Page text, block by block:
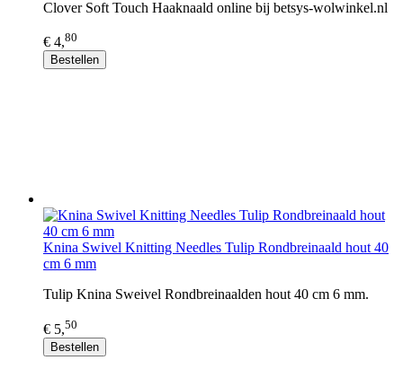
Clover Soft Touch Haaknaald online bij betsys-wolwinkel.nl
€ 4,80
Bestellen
Knina Swivel Knitting Needles Tulip Rondbreinaald hout 40
cm 6 mm
Tulip Knina Sweivel Rondbreinaalden hout 40 cm 6 mm.
€ 5,50
Bestellen